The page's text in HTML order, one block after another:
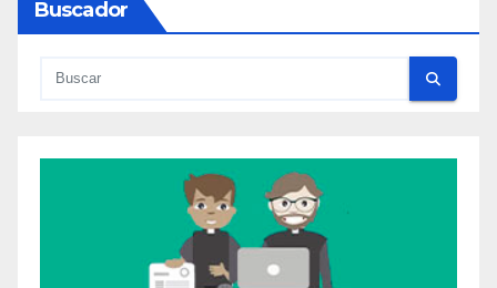
Buscador